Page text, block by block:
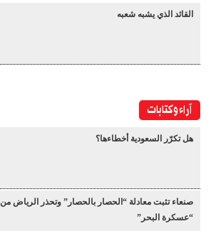
القائد الذي يشبه شعبه
آراء وكتابات
هل تكرّر السعودية أخطاءها؟
صنعاء تثبت معادلة “الحصار بالحصار” وتحذر الرياض من
“عسكرة البحر”